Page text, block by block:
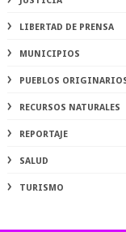
LIBERTAD DE PRENSA
MUNICIPIOS
PUEBLOS
RECURSOS NATURALES
REPORTAJE
SALUD
TURISMO